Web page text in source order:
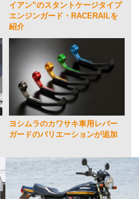
イアン”のスタントケージタイプ
エンジンガード・RACERAILを
紹介
ヨシムラのカワサキ車用レバー
ガードのバリエーションが追加